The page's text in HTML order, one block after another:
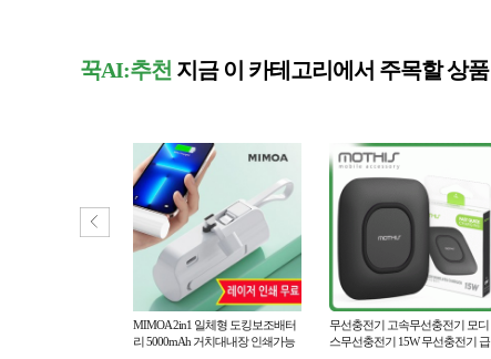
꾹AI:추천 지금 이 카테고리에서 주목할 상품
MIMOA 2in1 일체형 도킹보조배터
리 5000mAh 거치대내장 인쇄가능
무선충전기 고속무선충전기 모디
스무선충전기 15W 무선충전기 급